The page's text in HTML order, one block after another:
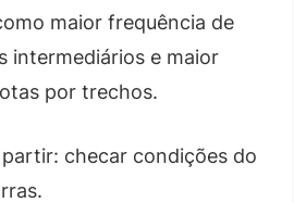
maior frequência de
intermediários e maior
por trechos.
checar condições do